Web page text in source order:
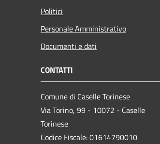
Politici
Personale Amministrativo
Documenti e dati
CONTATTI
Comune di Caselle Torinese
Via Torino, 99 - 10072 - Caselle
Torinese
Codice Fiscale: 01614790010